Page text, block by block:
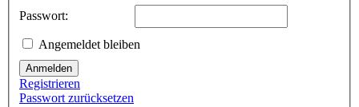
Passwort:
Angemeldet bleiben
Anmelden
Registrieren
Passwort zurücksetzen